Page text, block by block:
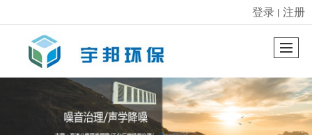
很遗憾，因您的浏览器版本过低导致无法获得最佳浏览体验，推荐下载安装谷歌浏览器！
登录 丨 注册